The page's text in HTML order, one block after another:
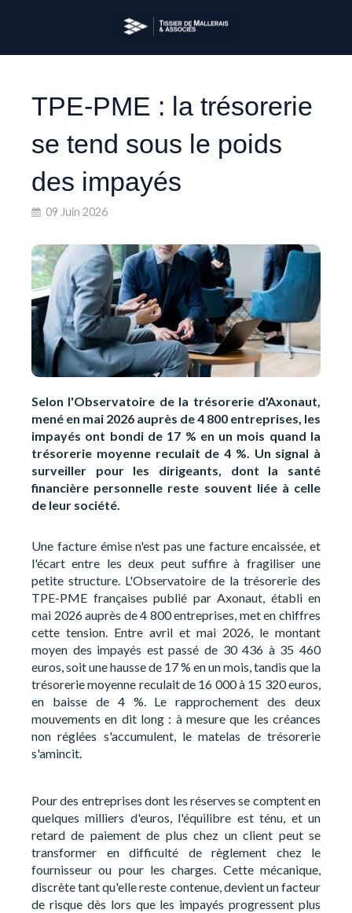
TPE-PME : la trésorerie
se tend sous le poids
des impayés
09 Juin 2026
Selon l'Observatoire de la trésorerie d'Axonaut,
mené en mai 2026 auprès de 4 800 entreprises, les
impayés ont bondi de 17 % en un mois quand la
trésorerie moyenne reculait de 4 %. Un signal à
surveiller pour les dirigeants, dont la santé
financière personnelle reste souvent liée à celle
de leur société.
Une facture émise n'est pas une facture encaissée, et
l'écart entre les deux peut suffire à fragiliser une
petite structure. L'Observatoire de la trésorerie des
TPE-PME françaises publié par Axonaut, établi en
mai 2026 auprès de 4 800 entreprises, met en chiffres
cette tension. Entre avril et mai 2026, le montant
moyen des impayés est passé de 30 436 à 35 460
euros, soit une hausse de 17 % en un mois, tandis que la
trésorerie moyenne reculait de 16 000 à 15 320 euros,
en baisse de 4 %. Le rapprochement des deux
mouvements en dit long : à mesure que les créances
non réglées s'accumulent, le matelas de trésorerie
s'amincit.
Pour des entreprises dont les réserves se comptent en
quelques milliers d'euros, l'équilibre est ténu, et un
retard de paiement de plus chez un client peut se
transformer en difficulté de règlement chez le
fournisseur ou pour les charges. Cette mécanique,
discrète tant qu'elle reste contenue, devient un facteur
de risque dès lors que les impayés progressent plus